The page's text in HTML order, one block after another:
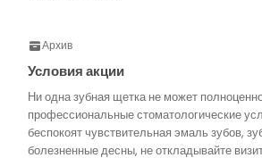
Архив
Условия акции
Ни одна зубная щетка не может
профессиональные стоматологические
беспокоят чувствительная эмаль зубов,
болезненные десны, не откладывайте